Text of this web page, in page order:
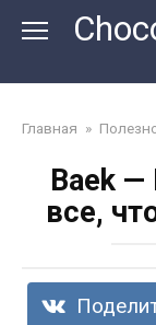
Главная »
Baek
все,